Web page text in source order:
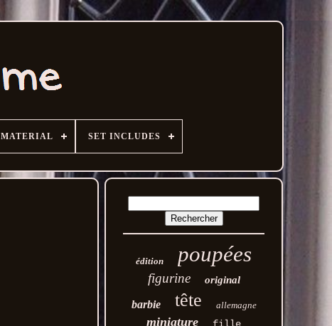
MATERIAL SET INCLUDES
édition poupées
figurine original
barbie tête allemagne
miniature